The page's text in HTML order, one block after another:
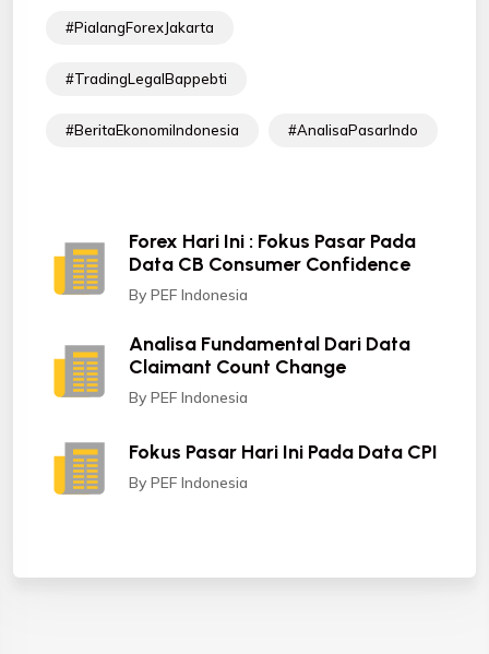
#PialangForexJakarta
#TradingLegalBappebti
#BeritaEkonomiIndonesia #AnalisaPasarIndo
Forex Hari Ini : Fokus Pasar Pada
Data CB Consumer Confidence
By PEF Indonesia
Analisa Fundamental Dari Data
Claimant Count Change
By PEF Indonesia
Fokus Pasar Hari Ini Pada Data CPI
By PEF Indonesia